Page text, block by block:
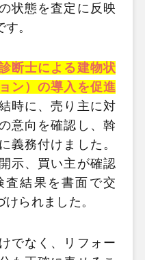
状態を査定に反映
す。
断士による建物状
ン）の導入を促進
時に、売り主に対
意向を確認し、斡
義務付けました。
示、買い主が確認
査結果を書面で交
られました。
でなく、リフォー